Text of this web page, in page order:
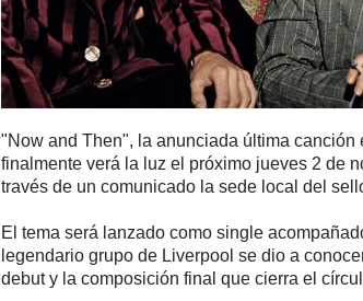
"Now and Then", la anunciada última
finalmente verá la luz el próximo jueves 2 de
través de un comunicado la sede local del
El tema será lanzado como single
legendario grupo de Liverpool se dio a
debut y la composición final que cierra el